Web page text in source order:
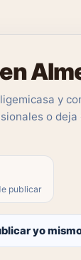
y
o deja
publicar
yo